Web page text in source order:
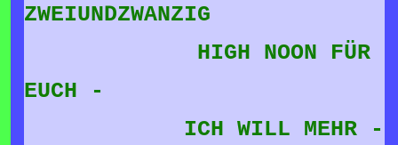
ZWEIUNDZWANZIG
HIGH NOON FÜR
EUCH -
ICH WILL MEHR -